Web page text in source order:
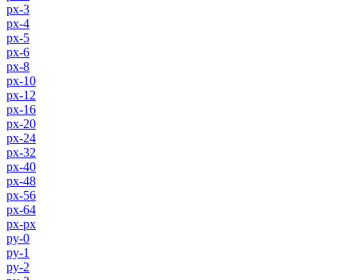
px-3
px-4
px-5
px-6
px-8
px-10
px-12
px-16
px-20
px-24
px-32
px-40
px-48
px-56
px-64
px-px
py-0
py-1
py-2